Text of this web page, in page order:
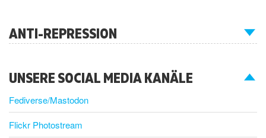
ANTI-REPRESSION
UNSERE SOCIAL MEDIA KANÄLE
Fediverse/Mastodon
Flickr Photostream